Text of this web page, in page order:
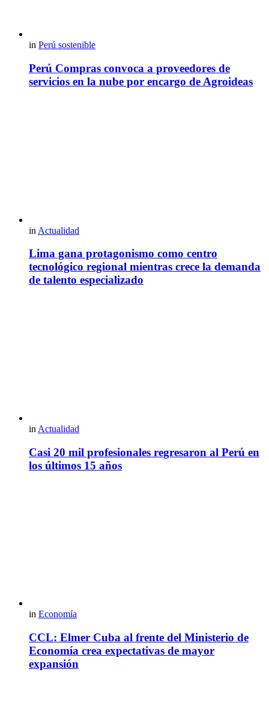
in Perú sostenible
Perú Compras convoca a proveedores de
servicios en la nube por encargo de Agroideas
in Actualidad
Lima gana protagonismo como centro
tecnológico regional mientras crece la demanda
de talento especializado
in Actualidad
Casi 20 mil profesionales regresaron al Perú en
los últimos 15 años
in Economía
CCL: Elmer Cuba al frente del Ministerio de
Economía crea expectativas de mayor
expansión